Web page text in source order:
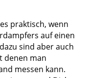
praktisch, wenn
auf einen
sind aber auch
denen man
messen kann.